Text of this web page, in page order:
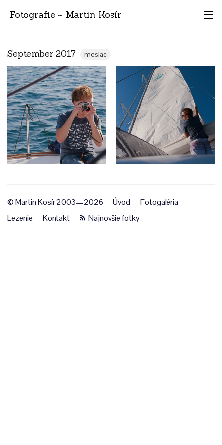
Fotografie ~ Martin Kosír
Albumy
Miesta
Archív
Vyhľadávanie
September 2017 mesiac
© Martin Kosír 2003—2026 Úvod
Fotogaléria
Lezenie
Kontakt Najnovšie fotky